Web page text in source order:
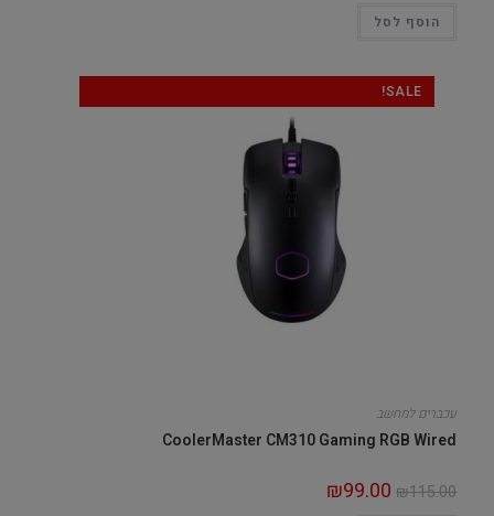
הוסף לסל
SALE!
עכברים למחשב
CoolerMaster CM310 Gaming RGB Wired
₪115.00
₪99.00